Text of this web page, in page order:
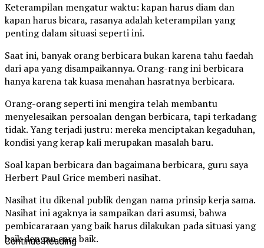
Keterampilan mengatur waktu: kapan harus diam dan
kapan harus bicara, rasanya adalah keterampilan yang
penting dalam situasi seperti ini.
Saat ini, banyak orang berbicara bukan karena tahu faedah
dari apa yang disampaikannya. Orang-rang ini berbicara
hanya karena tak kuasa menahan hasratnya berbicara.
Orang-orang seperti ini mengira telah membantu
menyelesaikan persoalan dengan berbicara, tapi terkadang
tidak. Yang terjadi justru: mereka menciptakan kegaduhan,
kondisi yang kerap kali merupakan masalah baru.
Soal kapan berbicara dan bagaimana berbicara, guru saya
Herbert Paul Grice memberi nasihat.
Nasihat itu dikenal publik dengan nama prinsip kerja sama.
Nasihat ini agaknya ia sampaikan dari asumsi, bahwa
pembicararaan yang baik harus dilakukan pada situasi yang
baik dengan cara baik.
Continue Reading